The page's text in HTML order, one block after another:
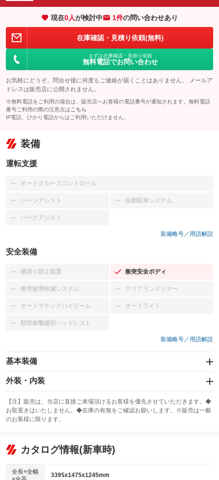
現在0人が検討中 1件の問い合わせあり
在庫確認・見積り依頼(無料)
まずは在庫確認・見積り依頼
無料電話でお問い合わせ
お気軽にどうぞ。問合せ後に何度もご連絡が届くことはありません。 メールア
ドレスは販売店に公開されません。
※無料電話をご利用の場合は、販売店へお客様の電話番号が通知されます。無料電話
番号ご利用の際の注意点は こちら
IP電話、ひかり電話からはご利用いただけません。
装備
運転支援
オートクルーズコントロール
：装備なし
レーンアシスト
：装備なし 自動駐車システム
：装備なし
パークアシスト
：装備なし
装備略号／用語解説
安全装備
横滑り防止装置
：装備なし 衝突安全ボディ
：装備あり
衝突被害軽減システム
：装備なし クリアランスソナー
：装備なし
オートマチックハイビーム
：装備なし オートライト
：装備なし
頸部衝撃緩和ヘッドレスト
：装備なし
装備略号／用語解説
基本装備
エアバッグ：運転席/助手席
：装備あり
：装備なし
サンルーフ
：装備なし ABS
リフトアップ
：装備なし
：装備なし
外装・内装
カーナビ
：装備なし
TV
：装備なし
ビジュアル
：装備なし
：装備あり
【注】販売は、当店に直接ご来場頂けるお客様を優先させていただきます。◆
お取置きはいたしません。◆在庫の有無をご確認お願いします。※販売は一般
のお客様に限ります。
カタログ情報(新車時)
全長×全幅
3395x1475x1245mm